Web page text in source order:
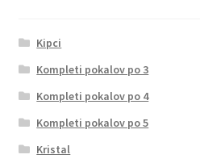
Kipci
Kompleti pokalov po 3
Kompleti pokalov po 4
Kompleti pokalov po 5
Kristal